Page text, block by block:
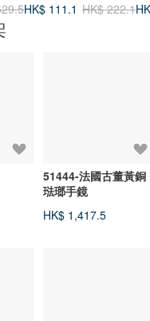
HK$ 111.1 HK$ 222.1
51444-法國古董黃銅
琺瑯手鏡
HK$ 1,417.5